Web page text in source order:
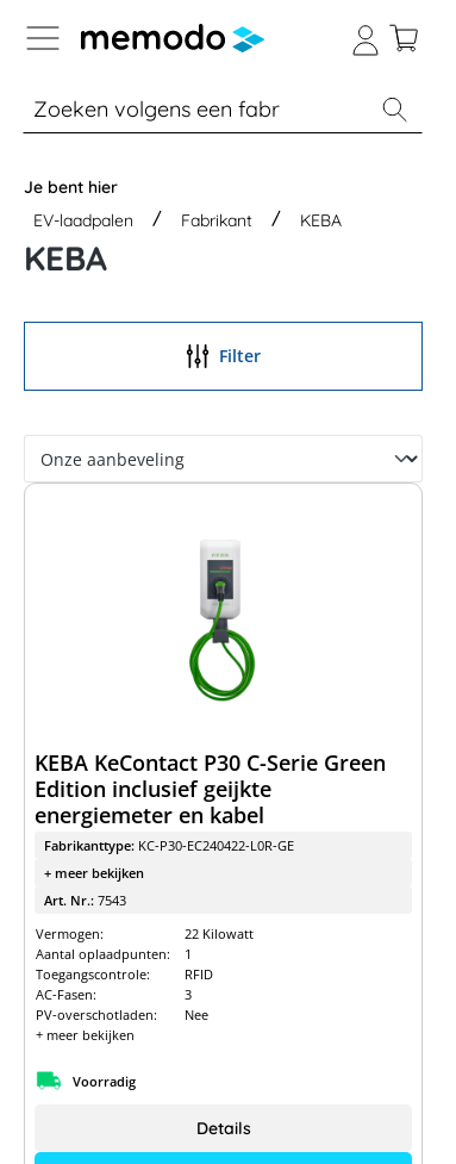
naar navigatie B2B-platform
% Sale Batterijopslag thuis
Je bent hier
EV-laadpalen
Fabrikant KEBA
KEBA
Filter
KEBA KeContact P30 C-Serie Green
Edition inclusief geijkte
energiemeter en kabel
Fabrikanttype: KC-P30-EC240422-L0R-GE
+ meer bekijken
Art. Nr.: 7543
Vermogen:
22 Kilowatt
Aantal oplaadpunten:
1
Toegangscontrole:
RFID
AC-Fasen:
3
PV-overschotladen:
Nee
+ meer bekijken
Voorradig
Details